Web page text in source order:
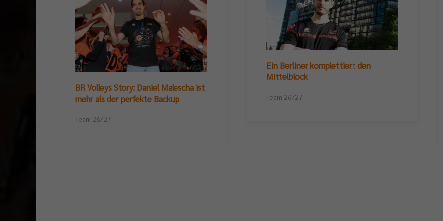
BR Volleys Story: Daniel Malescha ist
mehr als der perfekte Backup
Team 26/27
Ein Berliner komplettiert den
Mittelblock
Team 26/27